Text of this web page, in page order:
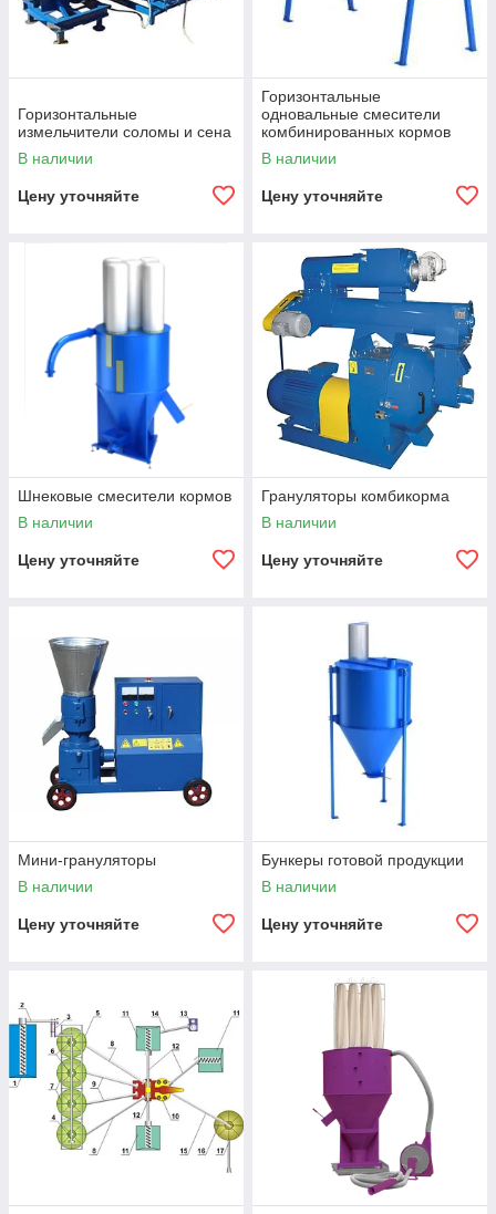
Горизонтальные
измельчители соломы и сена
В наличии
Цену уточняйте
Горизонтальные
одновальные смесители
комбинированных кормов
В наличии
Цену уточняйте
Шнековые смесители кормов
В наличии
Цену уточняйте
Грануляторы комбикорма
В наличии
Цену уточняйте
Мини-грануляторы
В наличии
Цену уточняйте
Бункеры готовой продукции
В наличии
Цену уточняйте